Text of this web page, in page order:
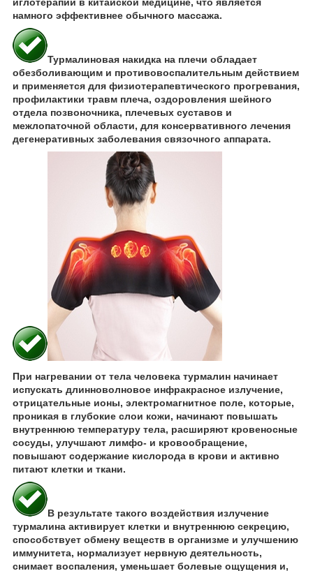
намного эффективнее обычного массажа.
Турмалиновая накидка на плечи обладает
обезболивающим и противовоспалительным действием
и применяется для физиотерапевтического прогревания,
профилактики травм плеча, оздоровления шейного
отдела позвоночника, плечевых суставов и
межлопаточной области, для консервативного лечения
дегенеративных заболевания связочного аппарата.
При нагревании от тела человека турмалин начинает
испускать длинноволновое инфракрасное излучение,
отрицательные ионы, электромагнитное поле, которые,
проникая в глубокие слои кожи, начинают повышать
внутреннюю температуру тела, расширяют кровеносные
сосуды, улучшают лимфо- и кровообращение,
повышают содержание кислорода в крови и активно
питают клетки и ткани.
В результате такого воздействия излучение
турмалина активирует клетки и внутреннюю секрецию,
способствует обмену веществ в организме и улучшению
иммунитета, нормализует нервную деятельность,
снимает воспаления, уменьшает болевые ощущения и,